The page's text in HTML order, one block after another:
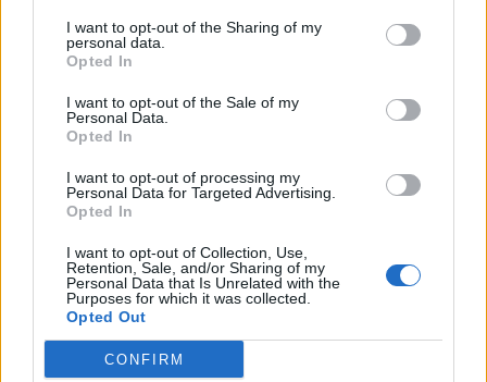
I want to opt-out of the Sharing of my
personal data.
Opted In
I want to opt-out of the Sale of my
Personal Data.
Opted In
I want to opt-out of processing my
Personal Data for Targeted Advertising.
Opted In
I want to opt-out of Collection, Use,
Retention, Sale, and/or Sharing of my
Personal Data that Is Unrelated with the
Purposes for which it was collected.
Opted Out
CONFIRM
Το FIAT 500 Hybrid τώρα από
18.990 ευρώ
Ατρόμητος και Novibet
συνεχίζουν μαζί: Ανανέωση της
18η συνεχόμενη χρονιά για τον ΟΤΕ στη διεθνή σειρά δεικτών
FTSE4Good
Alpha Bank: Για πρώτη φορά το
Αρχαίο Θέατρο Επιδαύρου